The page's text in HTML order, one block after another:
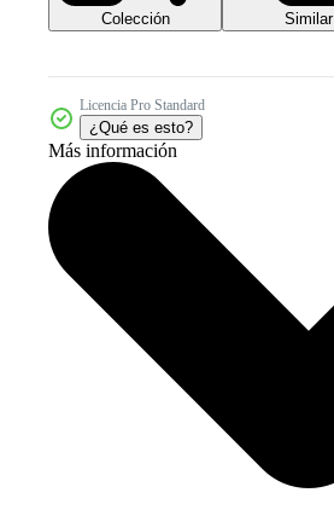
Colección Similar
Licencia Pro Standard
¿Qué es esto?
Más información